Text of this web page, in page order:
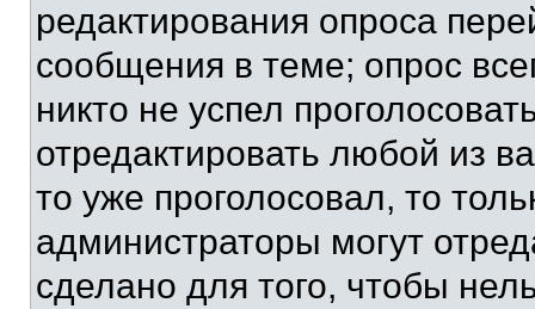
редактирования опроса
сообщения в теме; опрос
никто не успел
отредактировать любой из
то уже проголосовал, то
администраторы могут
сделано для того, чтобы